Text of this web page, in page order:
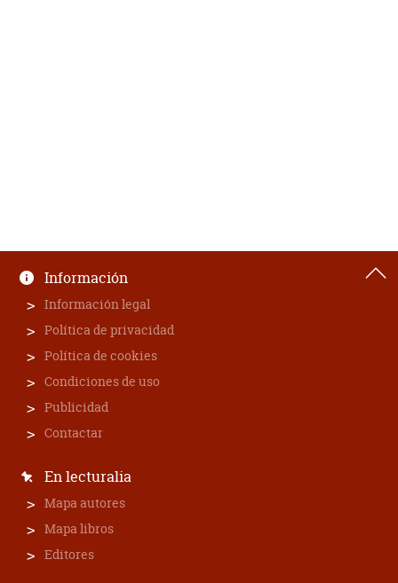
Información
Información legal
Política de privacidad
Política de cookies
Condiciones de uso
Publicidad
Contactar
En lecturalia
Mapa autores
Mapa libros
Editores